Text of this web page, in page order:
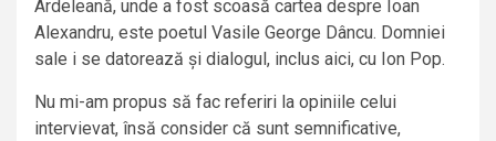
Ardeleană, unde a fost scoasă cartea despre Ioan
Alexandru, este poetul Vasile George Dâncu. Domniei
sale i se datorează și dialogul, inclus aici, cu Ion Pop.
Nu mi-am propus să fac referiri la opiniile celui
intervievat, însă consider că sunt semnificative,